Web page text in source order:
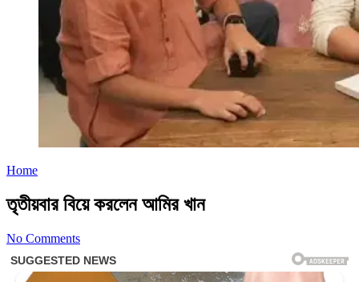
Home
তৃতীয়বার বিয়ে করলেন আমির খান
No Comments